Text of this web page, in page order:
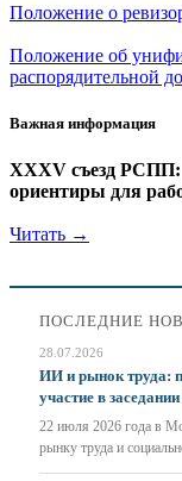
Положение о
Положение об
распорядительной
Важная информация
XXXV съезд РСПП:
ориентиры для
Читать →
ПОСЛЕДНИЕ
28.07.2026
ИИ и рынок труда:
участие в
22 июля 2026 года в
рынку труда и